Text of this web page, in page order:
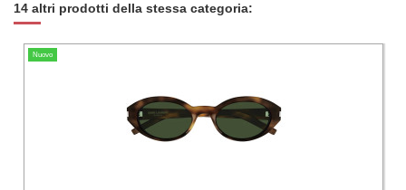
14 altri prodotti della stessa categoria:
Nuovo